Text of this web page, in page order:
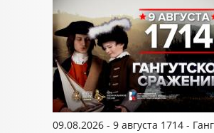
09.08.2026 - 9 августа 1714 -